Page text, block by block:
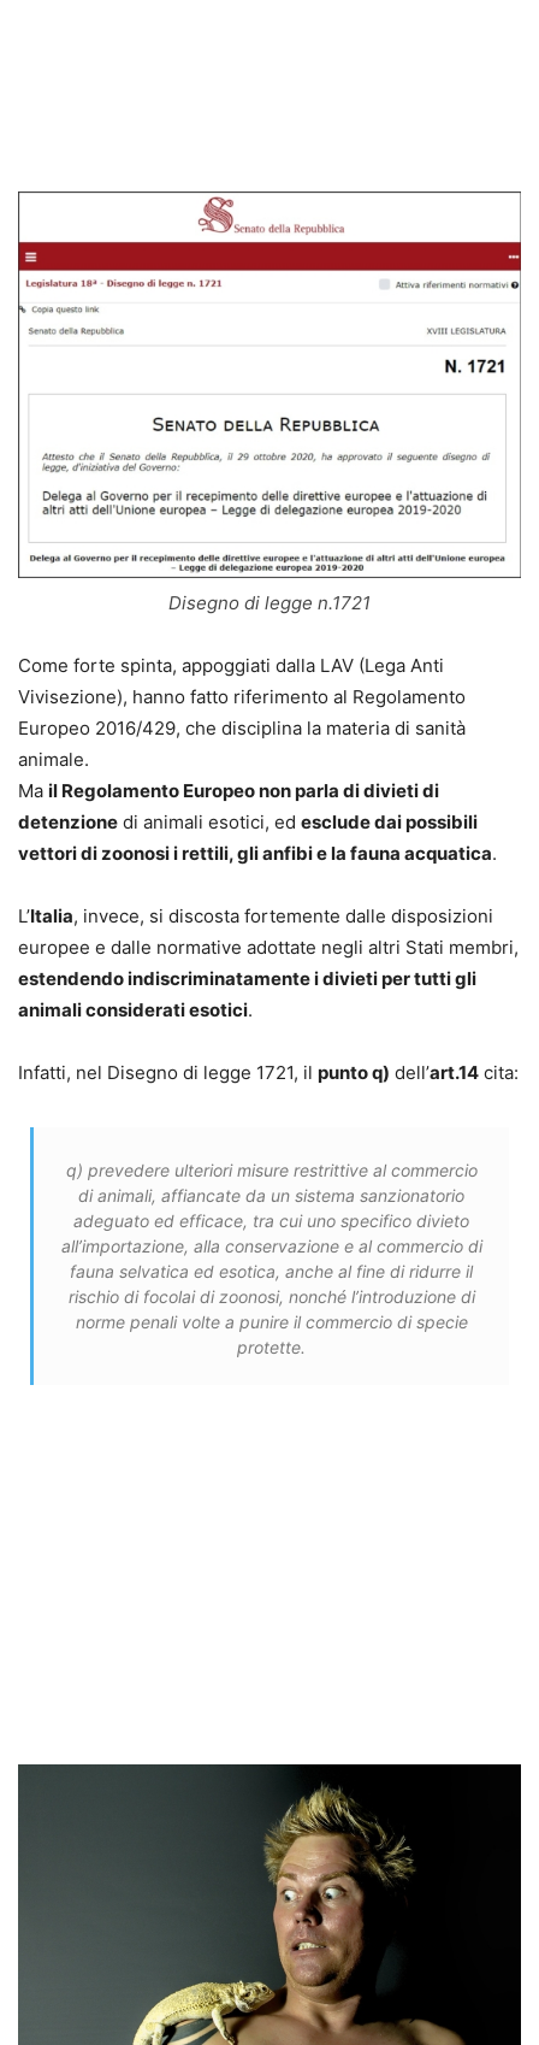
Disegno di legge n.1721
Come forte spinta, appoggiati dalla LAV (Lega Anti
Vivisezione), hanno fatto riferimento al Regolamento
Europeo 2016/429, che disciplina la materia di sanità
animale.
Ma il Regolamento Europeo non parla di divieti di
detenzione di animali esotici, ed esclude dai possibili
vettori di zoonosi i rettili, gli anfibi e la fauna acquatica.
L’Italia, invece, si discosta fortemente dalle disposizioni
europee e dalle normative adottate negli altri Stati membri,
estendendo indiscriminatamente i divieti per tutti gli
animali considerati esotici.
Infatti, nel Disegno di legge 1721, il punto q) dell’art.14 cita:
q) prevedere ulteriori misure restrittive al commercio
di animali, affiancate da un sistema sanzionatorio
adeguato ed efficace, tra cui uno specifico divieto
all’importazione, alla conservazione e al commercio di
fauna selvatica ed esotica, anche al fine di ridurre il
rischio di focolai di zoonosi, nonché l’introduzione di
norme penali volte a punire il commercio di specie
protette.